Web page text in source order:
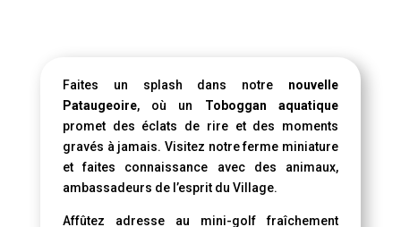
Faites un splash dans notre nouvelle
Pataugeoire, où un Toboggan aquatique
promet des éclats de rire et des moments
gravés à jamais. Visitez notre ferme miniature
et faites connaissance avec des animaux,
ambassadeurs de l’esprit du Village.
Affûtez adresse au mini-golf fraîchement